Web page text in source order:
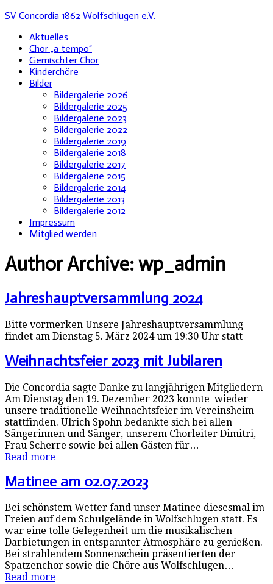
SV Concordia 1862 Wolfschlugen e.V.
Aktuelles
Chor „a tempo“
Gemischter Chor
Kinderchöre
Bilder
Bildergalerie 2026
Bildergalerie 2025
Bildergalerie 2023
Bildergalerie 2022
Bildergalerie 2019
Bildergalerie 2018
Bildergalerie 2017
Bildergalerie 2015
Bildergalerie 2014
Bildergalerie 2013
Bildergalerie 2012
Impressum
Mitglied werden
Author Archive:wp_admin
Jahreshauptversammlung 2024
Bitte vormerken Unsere Jahreshauptversammlung
findet am Dienstag 5. März 2024 um 19:30 Uhr statt
Weihnachtsfeier 2023 mit Jubilaren
Die Concordia sagte Danke zu langjährigen Mitgliedern
Am Dienstag den 19. Dezember 2023 konnte wieder
unsere traditionelle Weihnachtsfeier im Vereinsheim
stattfinden. Ulrich Spohn bedankte sich bei allen
Sängerinnen und Sänger, unserem Chorleiter Dimitri,
Frau Scherre sowie bei allen Gästen für…
Read more
Matinee am 02.07.2023
Bei schönstem Wetter fand unser Matinee diesesmal im
Freien auf dem Schulgelände in Wolfschlugen statt. Es
war eine tolle Gelegenheit um die musikalischen
Darbietungen in entspannter Atmosphäre zu genießen.
Bei strahlendem Sonnenschein präsentierten der
Spatzenchor sowie die Chöre aus Wolfschlugen…
Read more